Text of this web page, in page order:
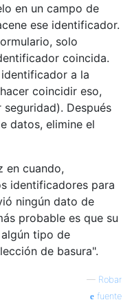
en un campo de
ese identificador.
solo
coincida.
a la
coincidir eso,
Después
datos, elimine el
en cuando,
identificadores para
ningún dato de
probable es que su
tipo de
de basura".
— Robar
fuente